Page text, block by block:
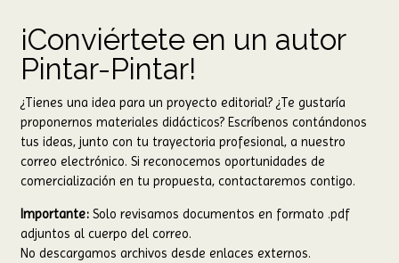
¡Conviértete en un autor
Pintar-Pintar!
¿Tienes una idea para un proyecto editorial? ¿Te gustaría
proponernos materiales didácticos? Escríbenos contándonos
tus ideas, junto con tu trayectoria profesional, a nuestro
correo electrónico. Si reconocemos oportunidades de
comercialización en tu propuesta, contactaremos contigo.
Importante: Solo revisamos documentos en formato .pdf
adjuntos al cuerpo del correo.
No descargamos archivos desde enlaces externos.